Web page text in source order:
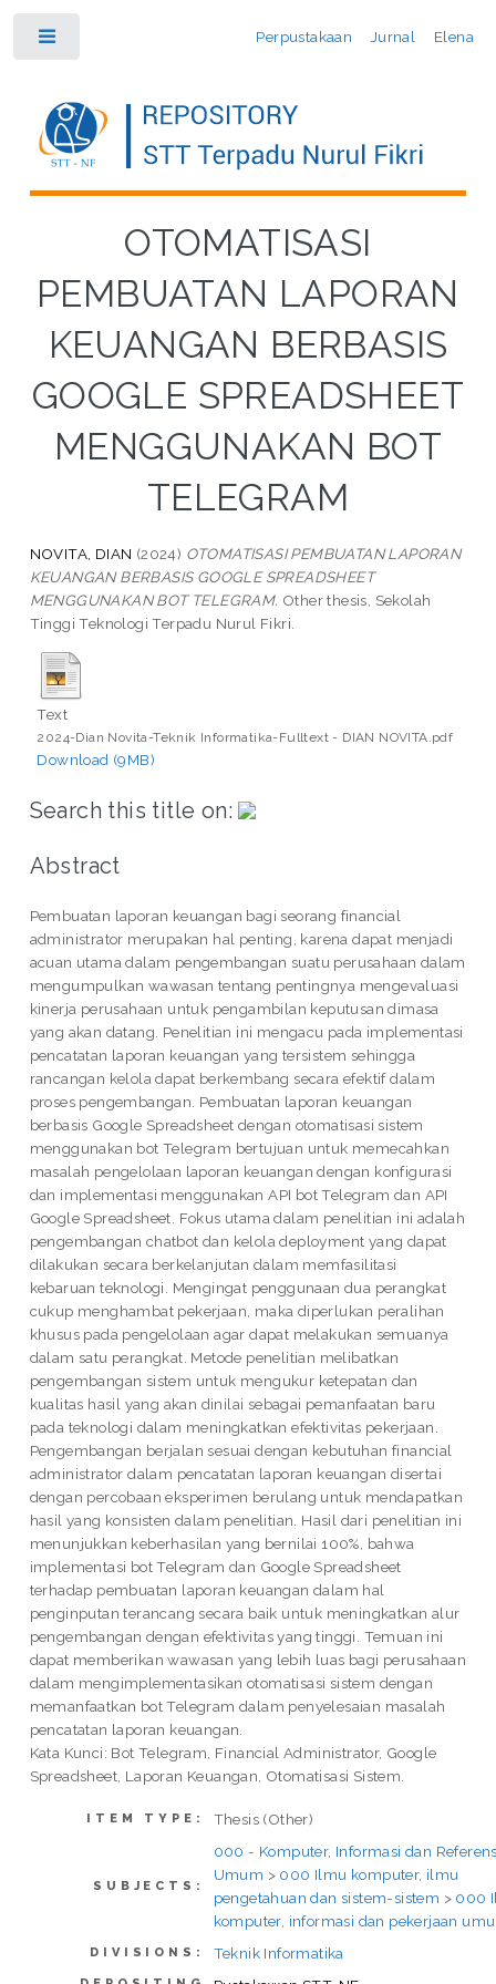
Perpustakaan Jurnal Elena
OTOMATISASI
PEMBUATAN LAPORAN
KEUANGAN BERBASIS
GOOGLE SPREADSHEET
MENGGUNAKAN BOT
TELEGRAM
NOVITA, DIAN (2024) OTOMATISASI PEMBUATAN LAPORAN
KEUANGAN BERBASIS GOOGLE SPREADSHEET
MENGGUNAKAN BOT TELEGRAM. Other thesis, Sekolah
Tinggi Teknologi Terpadu Nurul Fikri.
Text
2024-Dian Novita-Teknik Informatika-Fulltext - DIAN NOVITA.pdf
Download (9MB)
Search this title on:
Abstract
Pembuatan laporan keuangan bagi seorang financial
administrator merupakan hal penting, karena dapat menjadi
acuan utama dalam pengembangan suatu perusahaan dalam
mengumpulkan wawasan tentang pentingnya mengevaluasi
kinerja perusahaan untuk pengambilan keputusan dimasa
yang akan datang. Penelitian ini mengacu pada implementasi
pencatatan laporan keuangan yang tersistem sehingga
rancangan kelola dapat berkembang secara efektif dalam
proses pengembangan. Pembuatan laporan keuangan
berbasis Google Spreadsheet dengan otomatisasi sistem
menggunakan bot Telegram bertujuan untuk memecahkan
masalah pengelolaan laporan keuangan dengan konfigurasi
dan implementasi menggunakan API bot Telegram dan API
Google Spreadsheet. Fokus utama dalam penelitian ini adalah
pengembangan chatbot dan kelola deployment yang dapat
dilakukan secara berkelanjutan dalam memfasilitasi
kebaruan teknologi. Mengingat penggunaan dua perangkat
cukup menghambat pekerjaan, maka diperlukan peralihan
khusus pada pengelolaan agar dapat melakukan semuanya
dalam satu perangkat. Metode penelitian melibatkan
pengembangan sistem untuk mengukur ketepatan dan
kualitas hasil yang akan dinilai sebagai pemanfaatan baru
pada teknologi dalam meningkatkan efektivitas pekerjaan.
Pengembangan berjalan sesuai dengan kebutuhan financial
administrator dalam pencatatan laporan keuangan disertai
dengan percobaan eksperimen berulang untuk mendapatkan
hasil yang konsisten dalam penelitian. Hasil dari penelitian ini
menunjukkan keberhasilan yang bernilai 100%, bahwa
implementasi bot Telegram dan Google Spreadsheet
terhadap pembuatan laporan keuangan dalam hal
penginputan terancang secara baik untuk meningkatkan alur
pengembangan dengan efektivitas yang tinggi. Temuan ini
dapat memberikan wawasan yang lebih luas bagi perusahaan
dalam mengimplementasikan otomatisasi sistem dengan
memanfaatkan bot Telegram dalam penyelesaian masalah
pencatatan laporan keuangan.
Kata Kunci: Bot Telegram, Financial Administrator, Google
Spreadsheet, Laporan Keuangan, Otomatisasi Sistem.
ITEM TYPE: Thesis (Other)
SUBJECTS:
000 - Komputer, Informasi dan
Umum > 000 Ilmu komputer, ilmu
pengetahuan dan sistem-sistem > 000
komputer, informasi dan pekerjaan
DIVISIONS: Teknik Informatika